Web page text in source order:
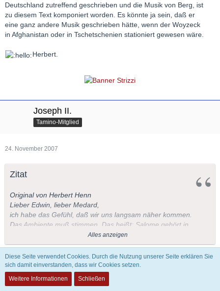
Deutschland zutreffend geschrieben und die Musik von Berg, ist
zu diesem Text komponiert worden. Es könnte ja sein, daß er
eine ganz andere Musik geschrieben hätte, wenn der Woyzeck
in Afghanistan oder in Tschetschenien stationiert gewesen wäre.
Herbert.
Joseph II.
Tamino-Mitglied
24. November 2007
Zitat
Original von Herbert Henn
Lieber Edwin, lieber Medard,
ich habe das Gefühl, daß wir uns langsam näher kommen.
Das Ambiente muß stimmen. Das heißt: Salome gehört in
den Anfang unserer Zeitrechnung, der Wozzeck gehört in
die K.u.K. Zeit. Der Ring des Nibelungen gehört in die
germanisch-
wagnersche Sagenwelt.Innerhalb dieser Grenzen gibt es
genügend
Gestaltungsmöglichkeiten für musikalische Regisseure
Alles anzeigen
Dem kann ich nur zustimmen.
Diese Seite verwendet Cookies. Durch die Nutzung unserer Seite erklären Sie
sich damit einverstanden, dass wir Cookies setzen.
Weitere Informationen
Schließen